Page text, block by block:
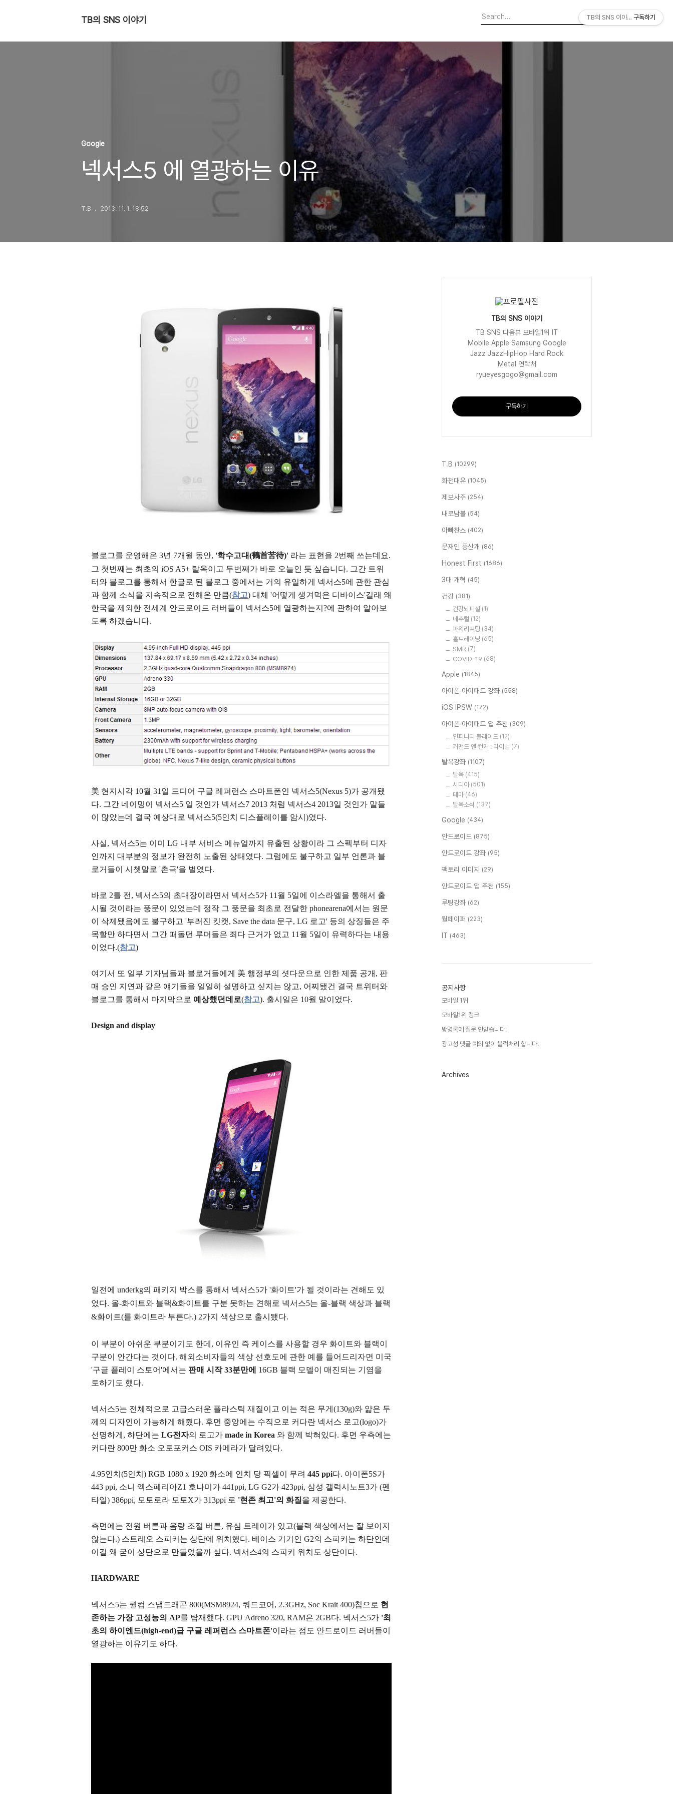
TB의 SNS 이야기
Google
넥서스5 에 열광하는 이유
T.B 2013. 11. 1. 18:52
블로그를 운영해온 3년 7개월 동안, '학수고대(鶴首苦待)' 라는 표현을 2번째 쓰는데요.
그 첫번째는 최초의 iOS A5+ 탈옥이고 두번째가 바로 오늘인 듯 싶습니다. 그간 트위
터와 블로그를 통해서 한글로 된 블로그 중에서는 거의 유일하게 넥서스5에 관한 관심
과 함께 소식을 지속적으로 전해온 만큼(참고) 대체 '어떻게 생겨먹은 디바이스'길래 왜
한국을 제외한 전세계 안드로이드 러버들이 넥서스5에 열광하는지?에 관하여 알아보
도록 하겠습니다.
美 현지시각 10월 31일 드디어 구글 레퍼런스 스마트폰인 넥서스5(Nexus 5)가 공개됐
다. 그간 네이밍이 넥서스5 일 것인가 넥서스7 2013 처럼 넥서스4 2013일 것인가 말들
이 많았는데 결국 예상대로 넥서스5(5인치 디스플레이를 암시)였다.
사실, 넥서스5는 이미 LG 내부 서비스 메뉴얼까지 유출된 상황이라 그 스펙부터 디자
인까지 대부분의 정보가 완전히 노출된 상태였다. 그럼에도 불구하고 일부 언론과 블
로거들이 시쳇말로 '촌극'을 벌였다.
바로 2틀 전, 넥서스5의 초대장이라면서 넥서스5가 11월 5일에 이스라엘을 통해서 출
시될 것이라는 풍문이 있었는데 정작 그 풍문을 최초로 전달한 phonearena에서는 원문
이 삭제됐음에도 불구하고 '부러진 킷캣, Save the data 문구, LG 로고' 등의 상징들은 주
목할만 하다면서 그간 떠돌던 루머들은 죄다 근거가 없고 11월 5일이 유력하다는 내용
이었다.(참고)
여기서 또 일부 기자님들과 블로거들에게 美 행정부의 셧다운으로 인한 제품 공개, 판
매 승인 지연과 같은 얘기들을 일일히 설명하고 싶지는 않고, 어찌됐건 결국 트위터와
블로그를 통해서 마지막으로 예상했던데 로(참고). 출시일은 10월 말이었다.
Design and display
일전에 underkg의 패키지 박스를 통해서 넥서스5가 '화이트'가 될 것이라는 견해도 있
었다. 올-화이트와 블랙&화이트를 구분 못하는 견해로 넥서스5는 올-블랙 색상과 블랙
&화이트(를 화이트라 부른다.) 2가지 색상으로 출시됐다.
이 부분이 아쉬운 부분이기도 한데, 이유인 즉 케이스를 사용할 경우 화이트와 블랙이
구분이 안간다는 것이다. 해외소비자들의 색상 선호도에 관한 예를 들어드리자면 미국
'구글 플레이 스토어'에서는 판매 시작33분만에
16GB 블랙 모델이 매진되는 기염을
토하기도 했다.
넥서스5는 전체적으로 고급스러운 플라스틱 재질이고 이는 적은 무게(130g)와 얇은 두
께의 디자인이 가능하게 해줬다. 후면 중앙에는 수직으로 커다란 넥서스 로고(logo)가
선명하게, 하단에는 LG전자의 로고가 made in Korea 와 함께 박혀있다. 후면 우측에는
커다란 800만 화소 오토포커스 OIS 카메라가 달려있다.
4.95인치(5인치) RGB 1080 x 1920 화소에 인치 당 픽셀이 무려 445 ppi다. 아이폰5S가
443 ppi, 소니 엑스페리아Z1 호나미가 441ppi, LG G2가 423ppi, 삼성 갤럭시노트3가 (펜
타일) 386ppi, 모토로라 모토X가 313ppi 로 '현존 최고'의 화질 을 제공한다.
측면에는 전원 버튼과 음량 조절 버튼, 유심 트레이가 있고(블랙 색상에서는 잘 보이지
않는다.) 스트레오 스피커는 상단에 위치했다. 베이스 기기인 G2의 스피커는 하단인데
이걸 왜 굳이 상단으로 만들었을까 싶다. 넥서스4의 스피커 위치도 상단이다.
HARDWARE
넥서스5는 퀄컴 스냅드래곤 800(MSM8924, 쿼드코어, 2.3GHz, Soc Krait 400)칩으로 현
존하는 가장 고성능의 AP를 탑재했다. GPU Adreno 320, RAM은 2GB다. 넥서스5가 '최
초의 하이엔드(high-end)급 구글 레퍼런스 스마트폰'이라는 점도 안드로이드 러버들이
열광하는 이유기도 하다.
TB의 SNS 이야기
TB SNS 다음뷰 모바일1위 IT
Mobile Apple Samsung Google
Jazz JazzHipHop Hard Rock
Metal 연락처
ryueyesgogo@gmail.com
구독하기
T.B (10299)
화천대유 (1045)
제보사주 (254)
내로남불 (54)
아빠찬스 (402)
문재인 풍산개 (86)
Honest First (1686)
3대 개혁 (45)
건강 (381)
건강뇌피셜 (1)
네추럴 (12)
파워리프팅 (34)
홈트레이닝 (65)
SMR (7)
COVID-19 (68)
Apple (1845)
아이폰 아이패드 강좌 (558)
iOS IPSW (172)
아이폰 아이패드 앱 추천 (309)
인피니티 블레이드 (12)
커맨드 앤 컨커 : 라이벌 (7)
탈옥강좌 (1107)
탈옥 (415)
시디아 (501)
테마 (46)
탈옥소식 (137)
Google (434)
안드로이드 (875)
안드로이드 강좌 (95)
팩토리 이미지 (29)
안드로이드 앱 추천 (155)
루팅강좌 (62)
월페이퍼 (223)
IT (463)
공지사항
모바일 1위
모바일1위 랭크
방명록에 질문 안받습니다.
광고성 댓글 예외 없이 블럭처리 합니다.
Archives
TB의 SNS 이야기 구독하기